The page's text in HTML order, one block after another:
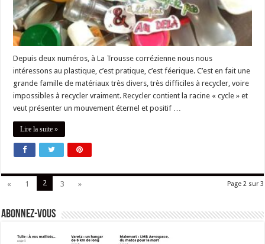
Depuis deux numéros, à La Trousse corrézienne nous nous
intéressons au plastique, c’est pratique, c’est féerique. C’est en fait une
grande famille de matériaux très divers, très difficiles à recycler, voire
impossibles à recycler vraiment. Recycler contient la racine « cycle » et
veut présenter un mouvement éternel et positif …
Lire la suite »
Page 2 sur 3
« 1 2 3 »
Abonnez-vous